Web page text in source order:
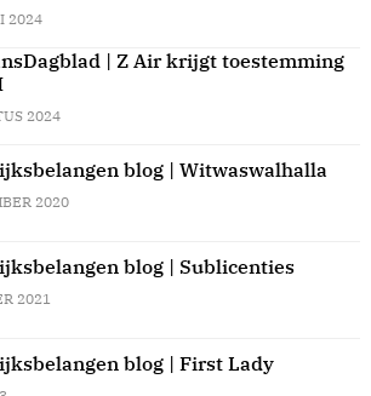
2024
| Z Air krijgt toestemming
2024
blog | Witwaswalhalla
2020
blog | Sublicenties
2021
blog | First Lady